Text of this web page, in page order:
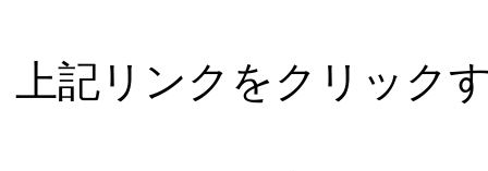
上記リンクをクリック